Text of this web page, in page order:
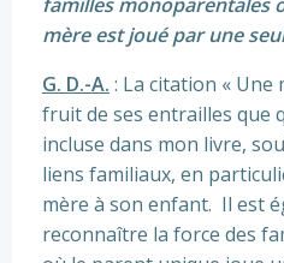
mère est joué par une
G. D.-A. : La citation « Une
fruit de ses entrailles que
incluse dans mon livre,
liens familiaux, en
mère à son enfant. Il est
reconnaître la force des